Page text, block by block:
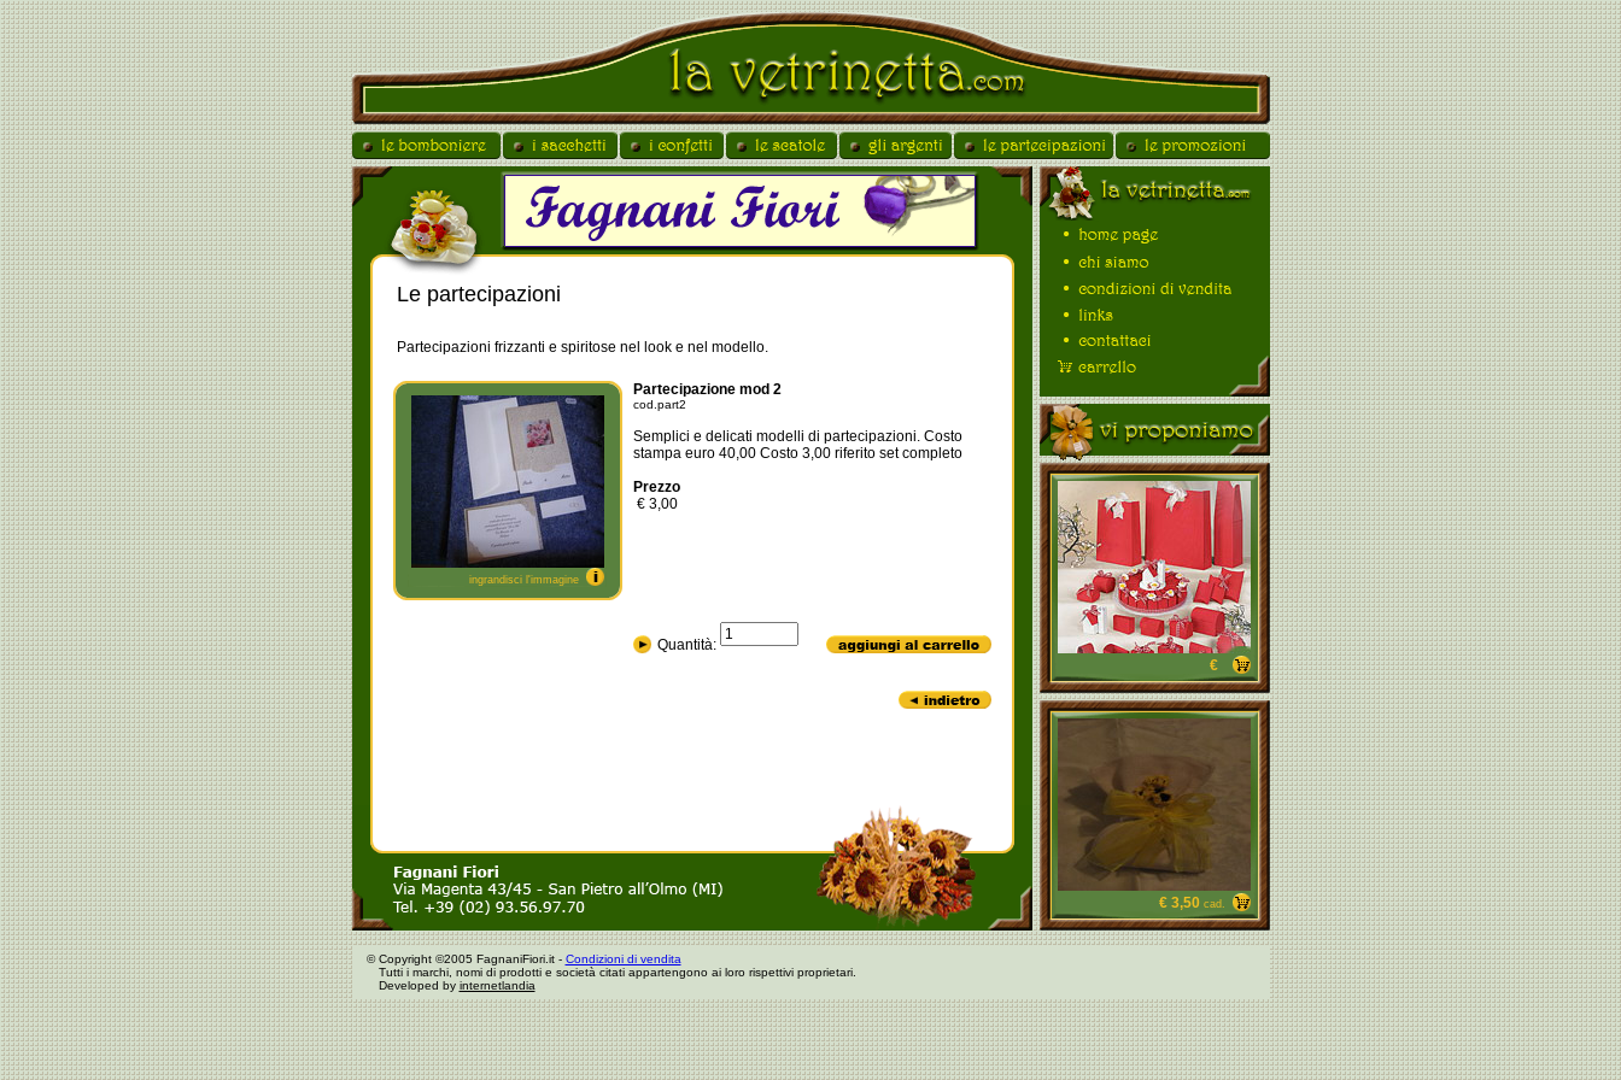
Le partecipazioni
Partecipazioni frizzanti e spiritose nel look e nel modello.
ingrandisci l'immagine
Partecipazione mod 2
cod.part2
Semplici e delicati modelli di partecipazioni. Costo
stampa euro 40,00 Costo 3,00 riferito set completo
Prezzo
€ 3,00
Quantità:
€
€ 3,50cad.
©Copyright ©2005 FagnaniFiori.it - Condizioni di vendita
Tutti i marchi, nomi di prodotti e società citati appartengono ai loro rispettivi proprietari.
Developed by internetlandia